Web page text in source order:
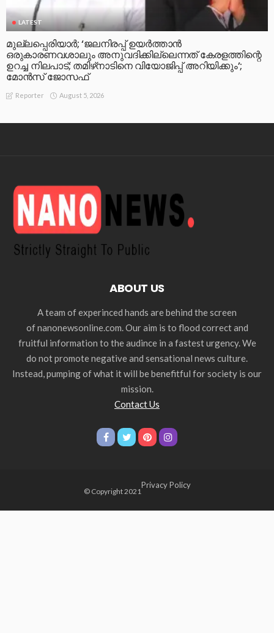
LATEST
മുല്ലപ്പെരിയാര്‍; ‘ജലനിരപ്പ് ഉയര്‍ത്താന്‍
ഒരുകാരണവശാലും അനുവദിക്കില്ലെന്നത് കേരളത്തിന്റെ
ഉറച്ച നിലപാട്; തമിഴ്‌നാടിനെ വിയോജിപ്പ് അറിയിക്കും’;
മോന്‍സ് ജോസഫ്
Reporter August 5, 2026
ABOUT US
A team of experinced hands are behind the screen
of nanonewsonline.com. Our aim is to flood correct and
fruitful information to the audince in a fastest urgency. We
do not promote negative and sensational news culture.
Instead, pumping of what it will be benefitful for society is our
mission.
Contact Us
© Copyright 2021
Privacy Policy